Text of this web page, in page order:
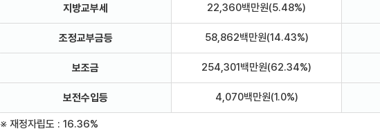
지방교부세 22,360백만원(5.48%)
조정교부금등 58,862백만원(14.43%)
보조금 254,301백만원(62.34%)
보전수입등 4,070백만원(1.0%)
※ 재정자립도 : 16.36%